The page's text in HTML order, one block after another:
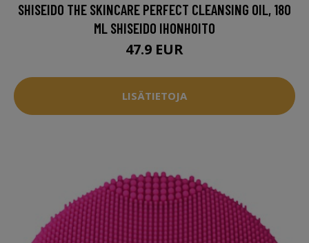
SHISEIDO THE SKINCARE PERFECT CLEANSING OIL, 180
ML SHISEIDO IHONHOITO
47.9 EUR
LISÄTIETOJA